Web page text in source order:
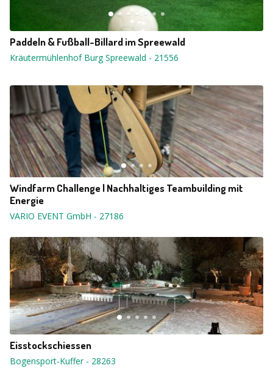
Paddeln & Fußball-Billard im Spreewald
Kräutermühlenhof Burg Spreewald - 21556
Windfarm Challenge | Nachhaltiges Teambuilding mit
Energie
VARIO EVENT GmbH - 27186
Eisstockschiessen
Bogensport-Kuffer- 28263